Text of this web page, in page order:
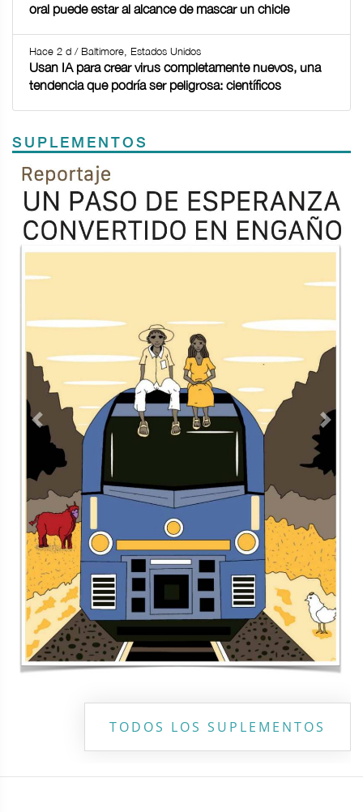
oral puede estar al alcance de mascar un chicle
Hace 2 d / Baltimore, Estados Unidos
Usan IA para crear virus completamente nuevos, una
tendencia que podría ser peligrosa: científicos
SUPLEMENTOS
Previous Next
TODOS LOS SUPLEMENTOS